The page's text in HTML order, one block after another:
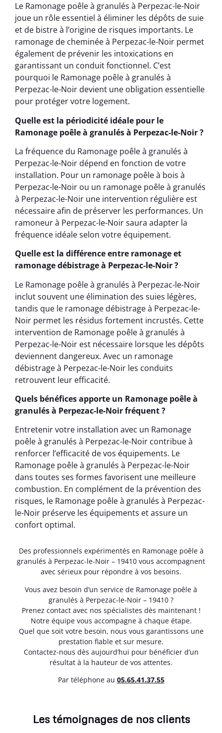
Le Ramonage poêle à granulés à Perpezac-le-Noir
joue un rôle essentiel à éliminer les dépôts de suie
et de bistre à l’origine de risques importants. Le
ramonage de cheminée à Perpezac-le-Noir permet
également de prévenir les intoxications en
garantissant un conduit fonctionnel. C’est
pourquoi le Ramonage poêle à granulés à
Perpezac-le-Noir devient une obligation essentielle
pour protéger votre logement.
Quelle est la périodicité idéale pour le
Ramonage poêle à granulés à Perpezac-le-Noir ?
La fréquence du Ramonage poêle à granulés à
Perpezac-le-Noir dépend en fonction de votre
installation. Pour un ramonage poêle à bois à
Perpezac-le-Noir ou un ramonage poêle à granulés
à Perpezac-le-Noir une intervention régulière est
nécessaire afin de préserver les performances. Un
ramoneur à Perpezac-le-Noir saura adapter la
fréquence idéale selon votre équipement.
Quelle est la différence entre ramonage et
ramonage débistrage à Perpezac-le-Noir ?
Le Ramonage poêle à granulés à Perpezac-le-Noir
inclut souvent une élimination des suies légères,
tandis que le ramonage débistrage à Perpezac-le-
Noir permet les résidus fortement incrustés. Cette
intervention de Ramonage poêle à granulés à
Perpezac-le-Noir est nécessaire lorsque les dépôts
deviennent dangereux. Avec un ramonage
débistrage à Perpezac-le-Noir les conduits
retrouvent leur efficacité.
Quels bénéfices apporte un Ramonage poêle à
granulés à Perpezac-le-Noir fréquent ?
Entretenir votre installation avec un Ramonage
poêle à granulés à Perpezac-le-Noir contribue à
renforcer l’efficacité de vos équipements. Le
Ramonage poêle à granulés à Perpezac-le-Noir
dans toutes ses formes favorisent une meilleure
combustion. En complément de la prévention des
risques, le Ramonage poêle à granulés à Perpezac-
le-Noir préserve les équipements et assure un
confort optimal.
Des professionnels expérimentés en Ramonage poêle à
granulés à Perpezac-le-Noir – 19410 vous accompagnent
avec sérieux pour répondre à vos besoins.
Vous avez besoin d’un service de Ramonage poêle à
granulés à Perpezac-le-Noir – 19410 ?
Prenez contact avec nos spécialistes dès maintenant !
Notre équipe vous accompagne à chaque étape.
Quel que soit votre besoin, nous vous garantissons une
prestation fiable et sur mesure.
Contactez-nous dès aujourd’hui pour bénéficier d’un
résultat à la hauteur de vos attentes.
Par téléphone au 05.65.41.37.55
Les témoignages de nos clients